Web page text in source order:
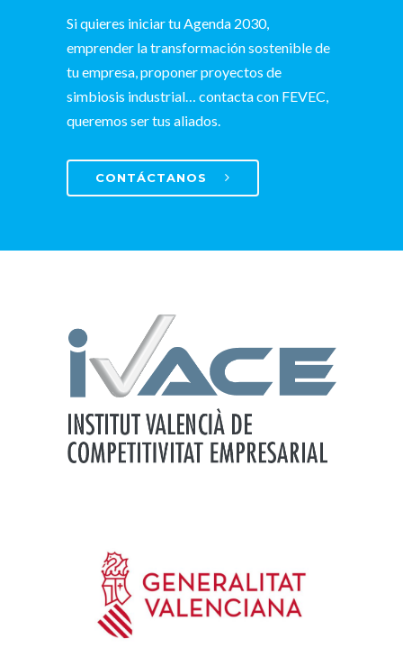
Si quieres iniciar tu Agenda 2030,
emprender la transformación sostenible de
tu empresa, proponer proyectos de
simbiosis industrial… contacta con FEVEC,
queremos ser tus aliados.
CONTÁCTANOS